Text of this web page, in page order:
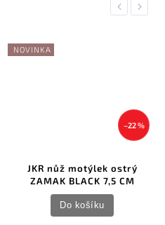
Previous
NOVINKA
–22 %
JKR nůž motýlek ostrý
ZAMAK BLACK 7,5 CM
Do košíku
Next